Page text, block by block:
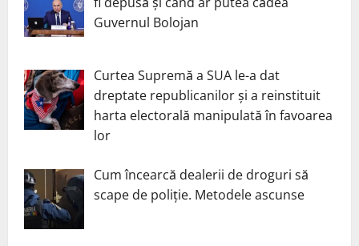
Guvernul Bolojan
Curtea Supremă a SUA le-a dat
dreptate republicanilor și a reinstituit
harta electorală manipulată în favoarea
lor
Cum încearcă dealerii de droguri să
scape de poliție. Metodele ascunse